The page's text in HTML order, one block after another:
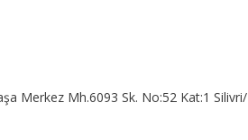
Merkez Mh.6093 Sk. No:52 Kat:1 Silivri/